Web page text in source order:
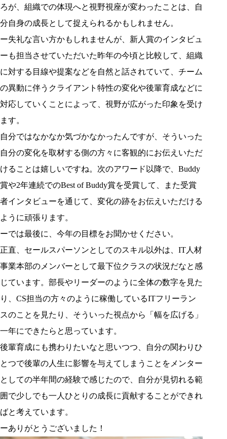
ろが、組織での体現へと視野視座が変わったことは、自
分自身の成長として捉えられるかもしれません。
ー失礼な言い方かもしれませんが、新人賞のインタビュ
ーも担当させていただいた昨年の今頃と比較して、組織
に対する目線や提案などを自然と話されていて、チーム
の異動に伴うクライアント特性の変化や後輩育成などに
対応していくことによって、視野が広がった印象を受け
ます。
自分ではなかなか気づかなかったんですが、そういった
自分の変化を取材する側の方々に客観的にお伝えいただ
けることは嬉しいですね。次のアワード以降で、Buddy
賞や2年連続でのBest of Buddy賞を受賞して、また受賞
者インタビューを通じて、変化の跡をお伝えいただける
ように頑張ります。
ーでは最後に、今年の目標をお聞かせください。
正直、セールスパーソンとしてのスキル以外は、IT人材
事業本部のメンバーとして最下位クラスの状況だなと感
じています。部長やリーダーのように全体の数字を見た
り、CS担当の方々のように稼働しているITフリーラン
スのことを見たり、そういった視点から「幅を広げる」
一年にできたらと思っています。
後輩育成にも携わりたいなと思いつつ、自分の関わりひ
とつで後輩の人生に影響を与えてしまうことをメンター
としての半年間の経験で感じたので、自分が見切れる範
囲で少しでも一人ひとりの成長に貢献することができれ
ばと考えています。
ーありがとうございました！